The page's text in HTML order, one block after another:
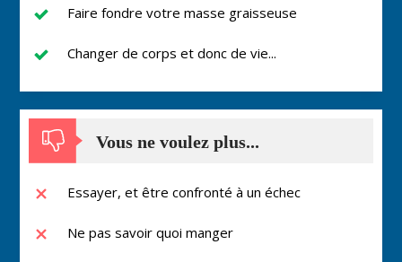
Faire fondre votre masse graisseuse
Changer de corps et donc de vie...
Vous ne voulez plus...
Essayer, et être confronté à un échec
Ne pas savoir quoi manger